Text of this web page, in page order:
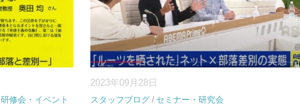
研修会・イベント
2023年09月28日
スタッフブログ/ セミナー・研究会